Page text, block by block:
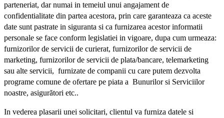
parteneriat, dar numai in temeiul unui angajament de
confidentialitate din partea acestora, prin care garanteaza ca aceste
date sunt pastrate in siguranta si ca furnizarea acestor informatii
personale se face conform legislatiei in vigoare, dupa cum urmeaza:
furnizorilor de servicii de curierat, furnizorilor de servicii de
marketing, furnizorilor de servicii de plata/bancare, telemarketing
sau alte servicii, furnizate de companii cu care putem dezvolta
programe comune de ofertare pe piata a Bunurilor si Serviciilor
noastre, asigurători etc..
In vederea plasarii unei solicitari, clientul va furniza datele si